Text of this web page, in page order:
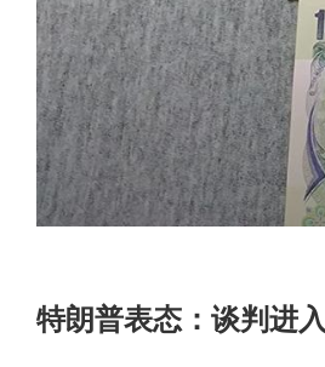
特朗普表态：谈判进